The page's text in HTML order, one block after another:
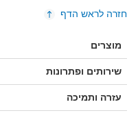
חזרה לראש הדף
מוצרים
שירותים ופתרונות
עזרה ותמיכה